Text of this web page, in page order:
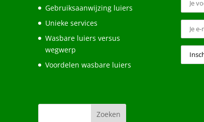
Gebruiksaanwijzing luiers
Unieke services
Wasbare luiers versus
wegwerp
Voordelen wasbare luiers